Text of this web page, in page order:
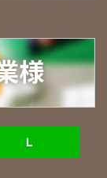
様
Ｌ